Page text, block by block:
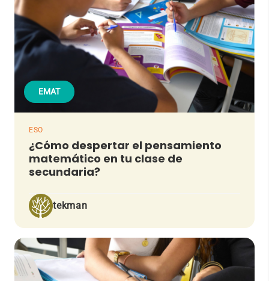
EMAT
ESO
¿Cómo despertar el pensamiento
matemático en tu clase de
secundaria?
tekman